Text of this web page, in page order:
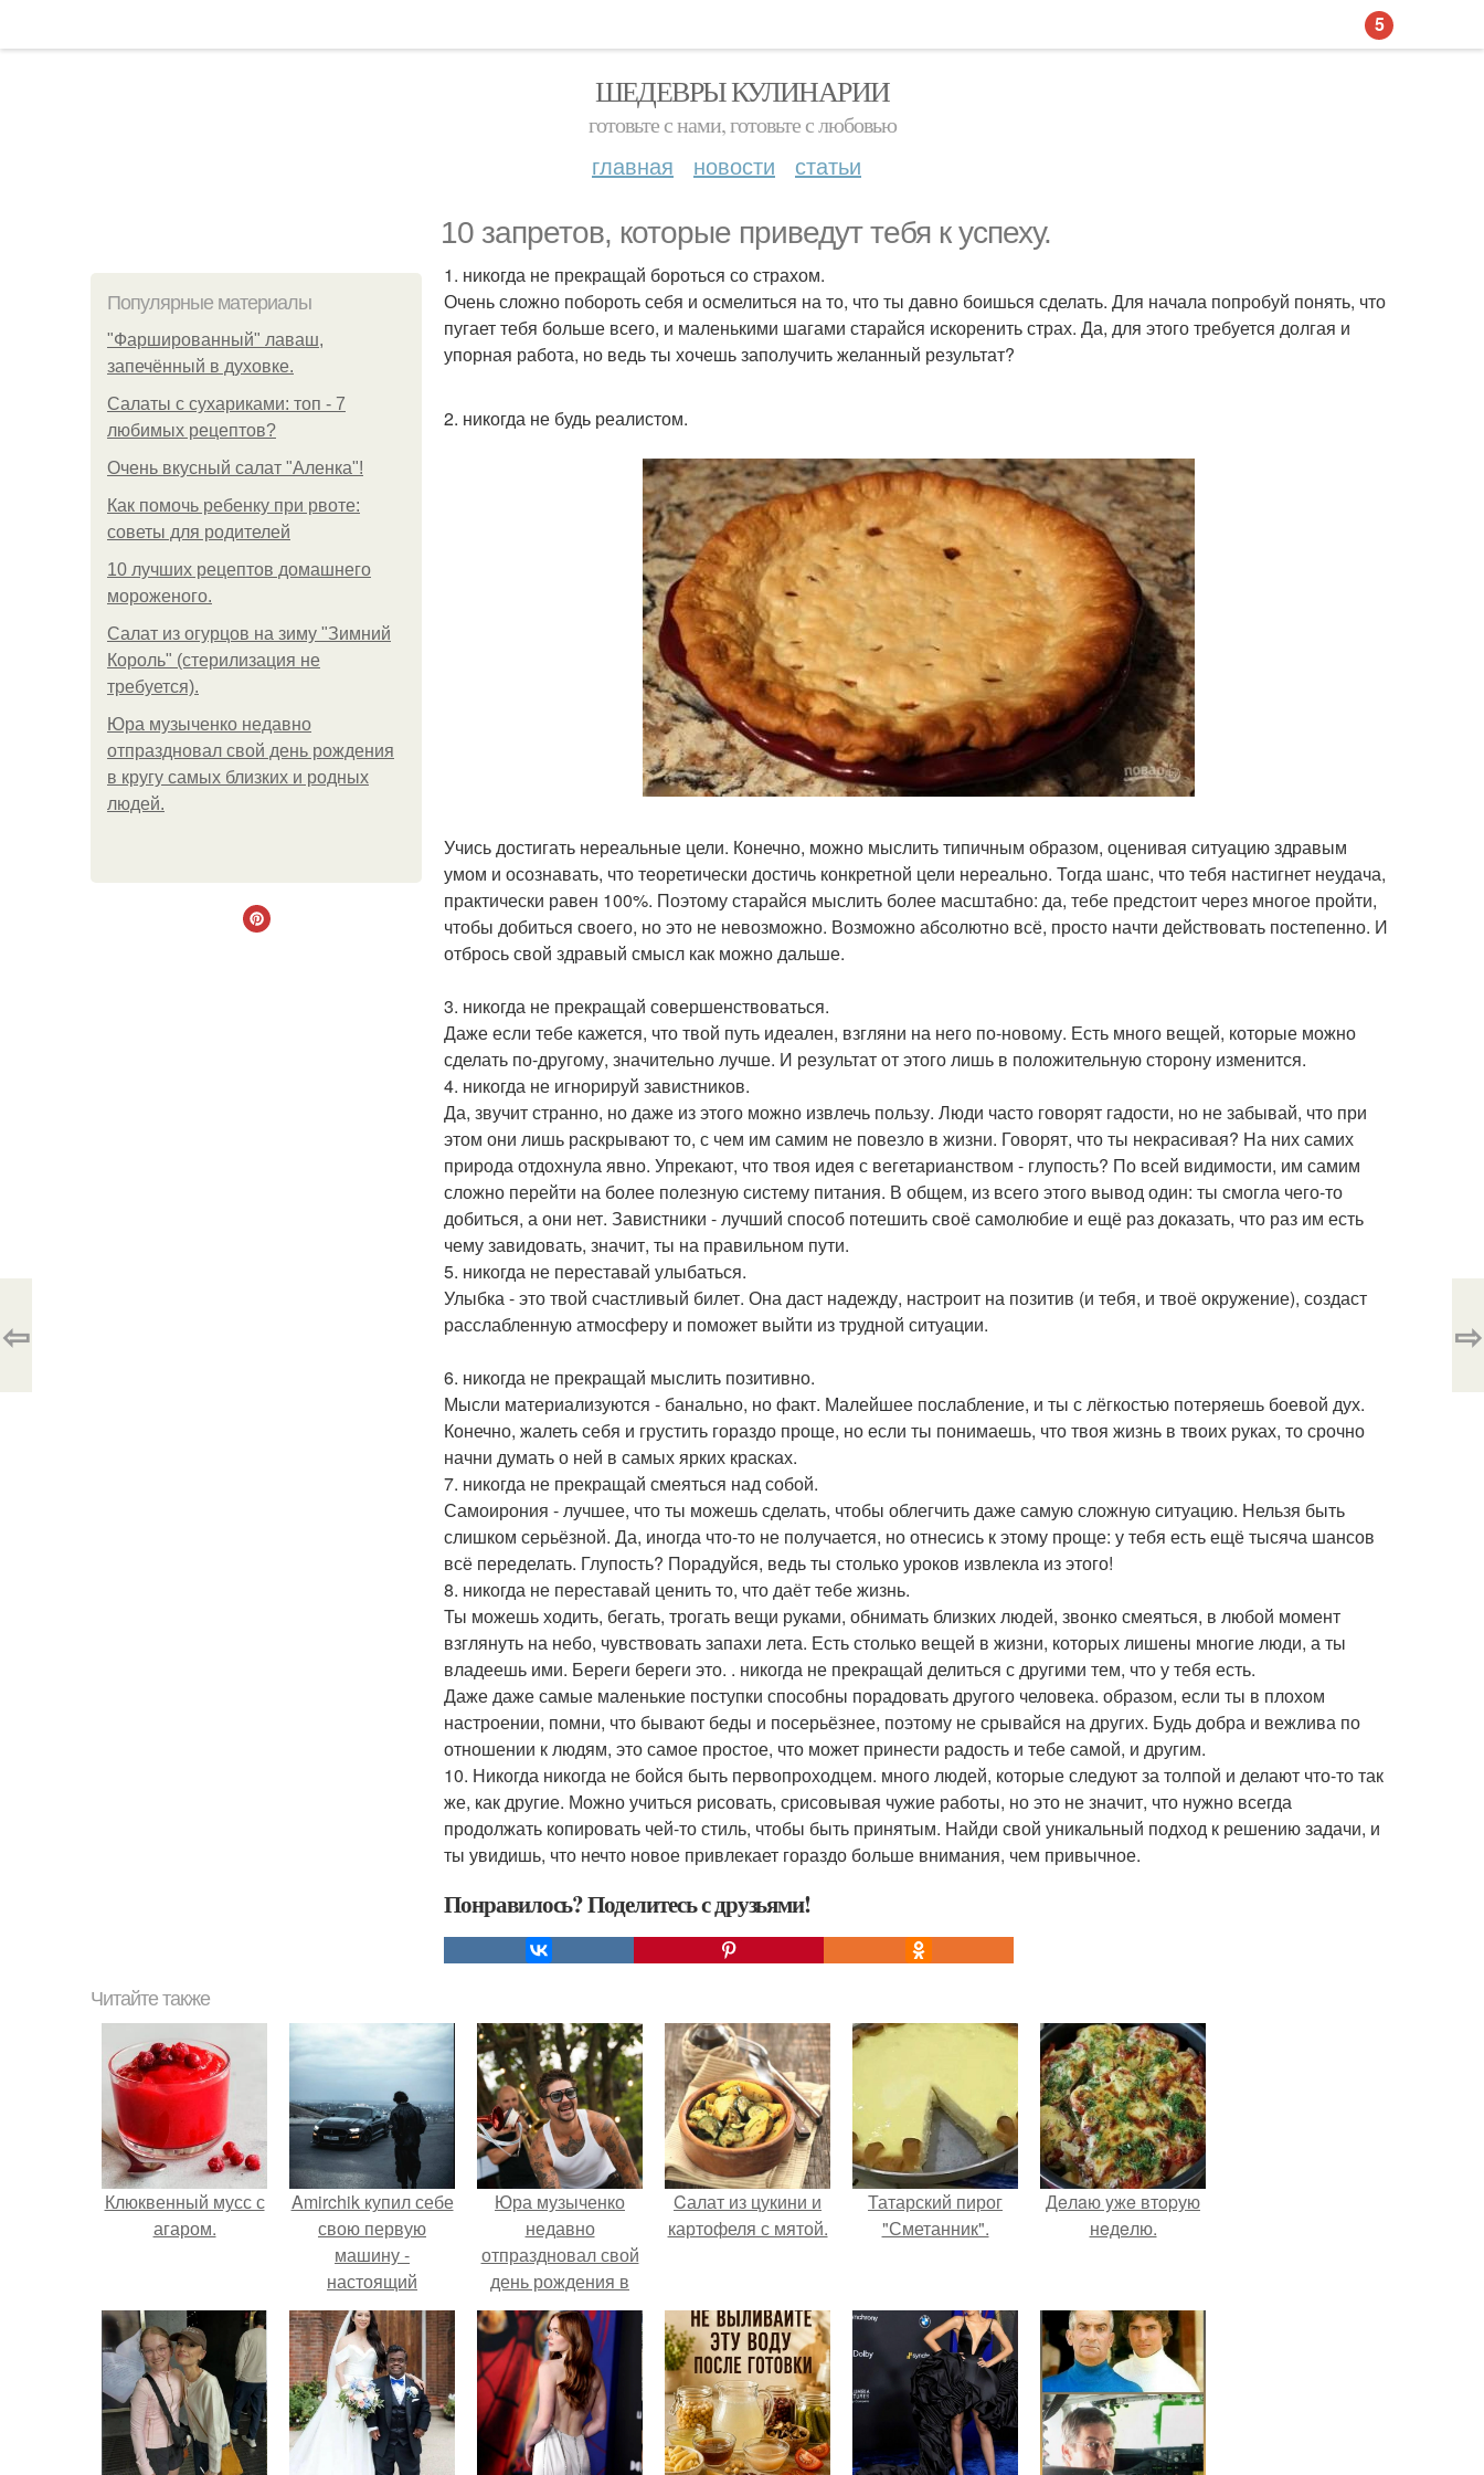
ШЕДЕВРЫ КУЛИНАРИИ
готовьте с нами, готовьте с любовью
главная новости статьи
10 запретов, которые приведут тебя к успеху.
Популярные материалы
"Фаршированный" лаваш,
запечённый в духовке.
Салаты с сухариками: топ - 7
любимых рецептов?
Очень вкусный салат "Аленка"!
Как помочь ребенку при рвоте:
советы для родителей
10 лучших рецептов домашнего
мороженого.
Салат из огурцов на зиму "Зимний
Король" (стерилизация не
требуется).
Юра музыченко недавно
отпраздновал свой день рождения
в кругу самых близких и родных
людей.
1. никогда не прекращай бороться со страхом.
Очень сложно побороть себя и осмелиться на то, что ты давно боишься сделать. Для начала попробуй понять, что
пугает тебя больше всего, и маленькими шагами старайся искоренить страх. Да, для этого требуется долгая и
упорная работа, но ведь ты хочешь заполучить желанный результат?
2. никогда не будь реалистом.
Учись достигать нереальные цели. Конечно, можно мыслить типичным образом, оценивая ситуацию здравым
умом и осознавать, что теоретически достичь конкретной цели нереально. Тогда шанс, что тебя настигнет неудача,
практически равен 100%. Поэтому старайся мыслить более масштабно: да, тебе предстоит через многое пройти,
чтобы добиться своего, но это не невозможно. Возможно абсолютно всё, просто начти действовать постепенно. И
отбрось свой здравый смысл как можно дальше.
3. никогда не прекращай совершенствоваться.
Даже если тебе кажется, что твой путь идеален, взгляни на него по-новому. Есть много вещей, которые можно
сделать по-другому, значительно лучше. И результат от этого лишь в положительную сторону изменится.
4. никогда не игнорируй завистников.
Да, звучит странно, но даже из этого можно извлечь пользу. Люди часто говорят гадости, но не забывай, что при
этом они лишь раскрывают то, с чем им самим не повезло в жизни. Говорят, что ты некрасивая? На них самих
природа отдохнула явно. Упрекают, что твоя идея с вегетарианством - глупость? По всей видимости, им самим
сложно перейти на более полезную систему питания. В общем, из всего этого вывод один: ты смогла чего-то
добиться, а они нет. Завистники - лучший способ потешить своё самолюбие и ещё раз доказать, что раз им есть
чему завидовать, значит, ты на правильном пути.
5. никогда не переставай улыбаться.
Улыбка - это твой счастливый билет. Она даст надежду, настроит на позитив (и тебя, и твоё окружение), создаст
расслабленную атмосферу и поможет выйти из трудной ситуации.
6. никогда не прекращай мыслить позитивно.
Мысли материализуются - банально, но факт. Малейшее послабление, и ты с лёгкостью потеряешь боевой дух.
Конечно, жалеть себя и грустить гораздо проще, но если ты понимаешь, что твоя жизнь в твоих руках, то срочно
начни думать о ней в самых ярких красках.
7. никогда не прекращай смеяться над собой.
Самоирония - лучшее, что ты можешь сделать, чтобы облегчить даже самую сложную ситуацию. Нельзя быть
слишком серьёзной. Да, иногда что-то не получается, но отнесись к этому проще: у тебя есть ещё тысяча шансов
всё переделать. Глупость? Порадуйся, ведь ты столько уроков извлекла из этого!
8. никогда не переставай ценить то, что даёт тебе жизнь.
Ты можешь ходить, бегать, трогать вещи руками, обнимать близких людей, звонко смеяться, в любой момент
взглянуть на небо, чувствовать запахи лета. Есть столько вещей в жизни, которых лишены многие люди, а ты
владеешь ими. Береги береги это. . никогда не прекращай делиться с другими тем, что у тебя есть.
Даже даже самые маленькие поступки способны порадовать другого человека. образом, если ты в плохом
настроении, помни, что бывают беды и посерьёзнее, поэтому не срывайся на других. Будь добра и вежлива по
отношении к людям, это самое простое, что может принести радость и тебе самой, и другим.
10. Никогда никогда не бойся быть первопроходцем. много людей, которые следуют за толпой и делают что-то так
же, как другие. Можно учиться рисовать, срисовывая чужие работы, но это не значит, что нужно всегда
продолжать копировать чей-то стиль, чтобы быть принятым. Найди свой уникальный подход к решению задачи, и
ты увидишь, что нечто новое привлекает гораздо больше внимания, чем привычное.
Понравилось? Поделитесь с друзьями!
⇦ ⇨
Читайте также
Клюквенный мусс с
агаром.
Amirchik купил себе
свою первую
машину -
настоящий
автомобиль мечты
для многих
автолюбителей.
Юра музыченко
недавно
отпраздновал свой
день рождения в
кругу самых
близких и родных
людей.
Cалат из цукини и
картофеля с мятой.
Татарский пирог
"Сметанник".
Дeлaю yжe втopую
нeдeлю.
5